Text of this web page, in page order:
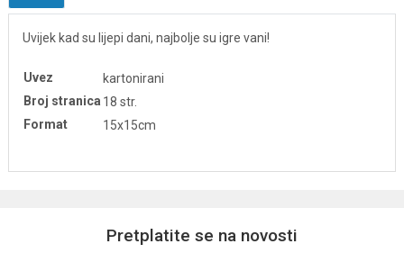
Uvijek kad su lijepi dani, najbolje su igre vani!
Uvez
kartonirani
Broj stranica 18 str.
Format
15x15cm
Pretplatite se na novosti